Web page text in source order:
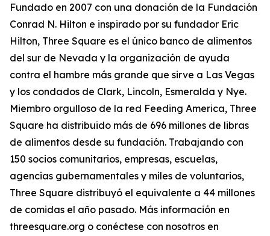
Fundado en 2007 con una donación de la Fundación
Conrad N. Hilton e inspirado por su fundador Eric
Hilton, Three Square es el único banco de alimentos
del sur de Nevada y la organización de ayuda
contra el hambre más grande que sirve a Las Vegas
y los condados de Clark, Lincoln, Esmeralda y Nye.
Miembro orgulloso de la red Feeding America, Three
Square ha distribuido más de 696 millones de libras
de alimentos desde su fundación. Trabajando con
150 socios comunitarios, empresas, escuelas,
agencias gubernamentales y miles de voluntarios,
Three Square distribuyó el equivalente a 44 millones
de comidas el año pasado. Más información en
threesquare.org o conéctese con nosotros en